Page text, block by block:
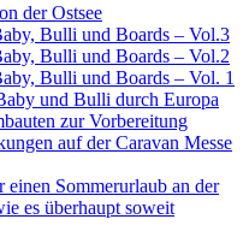
der Ostsee
Bulli und Boards – Vol.3
Bulli und Boards – Vol.2
Bulli und Boards – Vol. 1
und Bulli durch Europa
zur Vorbereitung
auf der Caravan Messe
Sommerurlaub an der
es überhaupt soweit